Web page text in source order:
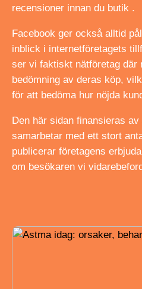
recensioner innan du butik .
Facebook ger också alltid
inblick i internetföretagets
ser vi faktiskt nätföretag där
bedömning av deras köp,
för att bedöma hur nöjda
Den här sidan finansieras
samarbetar med ett stort
publicerar företagens
om besökaren vi